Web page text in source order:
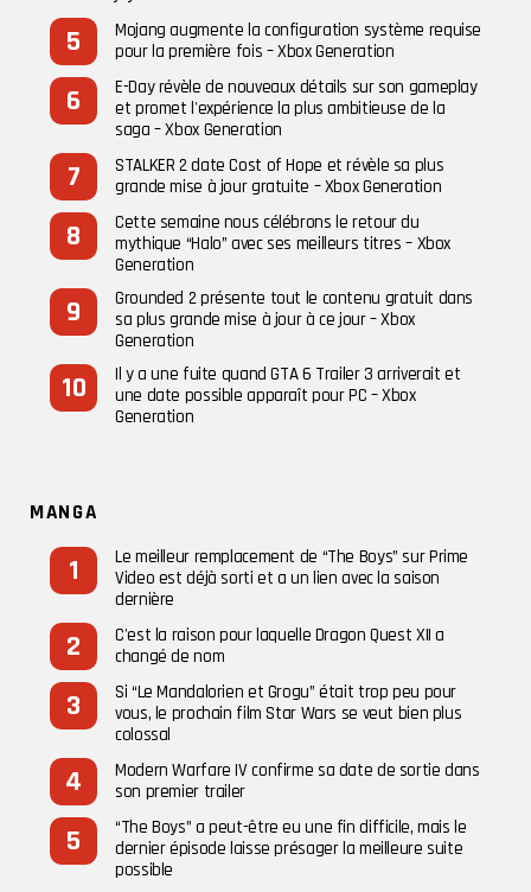
Mojang augmente la configuration système requise
pour la première fois – Xbox Generation
E-Day révèle de nouveaux détails sur son gameplay
et promet l'expérience la plus ambitieuse de la
saga – Xbox Generation
STALKER 2 date Cost of Hope et révèle sa plus
grande mise à jour gratuite – Xbox Generation
Cette semaine nous célébrons le retour du
mythique “Halo” avec ses meilleurs titres – Xbox
Generation
Grounded 2 présente tout le contenu gratuit dans
sa plus grande mise à jour à ce jour – Xbox
Generation
Il y a une fuite quand GTA 6 Trailer 3 arriverait et
une date possible apparaît pour PC – Xbox
Generation
MANGA
Le meilleur remplacement de “The Boys” sur Prime
Video est déjà sorti et a un lien avec la saison
dernière
C'est la raison pour laquelle Dragon Quest XII a
changé de nom
Si “Le Mandalorien et Grogu” était trop peu pour
vous, le prochain film Star Wars se veut bien plus
colossal
Modern Warfare IV confirme sa date de sortie dans
son premier trailer
“The Boys” a peut-être eu une fin difficile, mais le
dernier épisode laisse présager la meilleure suite
possible